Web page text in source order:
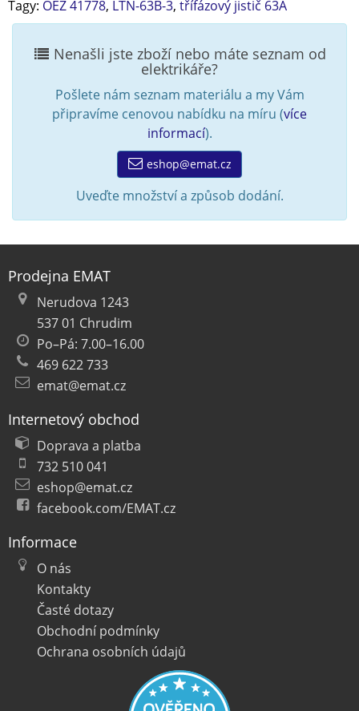
Tagy: OEZ 41778, LTN-63B-3, třífázový jistič 63A
Nenašli jste zboží nebo máte seznam od
elektrikáře?
Pošlete nám seznam materiálu a my Vám
připravíme cenovou nabídku na míru (více
informací).
eshop@emat.cz
Uveďte množství a způsob dodání.
Prodejna EMAT
Nerudova 1243
537 01 Chrudim
Po–Pá: 7.00–16.00
469 622 733
emat@emat.cz
Internetový obchod
Doprava a platba
732 510 041
eshop@emat.cz
facebook.com/EMAT.cz
Informace
O nás
Kontakty
Časté dotazy
Obchodní podmínky
Ochrana osobních údajů